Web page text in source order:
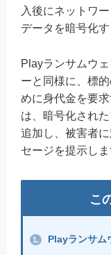
入後にネットワ
データを暗号化
Playランサムウ
ーと同様に、標
めに身代金を要
は、暗号化され
追加し、被害者
セージを提示しま
こ
1. Playランサム